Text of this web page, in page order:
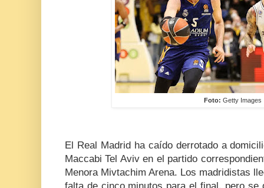
Foto: Getty Images
El Real Madrid ha caído derrotado a
Maccabi Tel Aviv en el partido
Menora Mivtachim Arena. Los madridistas